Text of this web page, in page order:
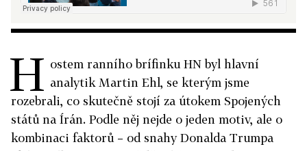
H ostem ranního brífinku HN byl hlavní
analytik Martin Ehl, se kterým jsme
rozebrali, co skutečně stojí za útokem Spojených
států na Írán. Podle něj nejde o jeden motiv, ale o
kombinaci faktorů – od snahy Donalda Trumpa